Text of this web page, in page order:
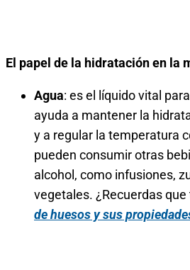
El papel de la hidratación en la
Agua: es el líquido vital
ayuda a mantener la
y a regular la temperatura
pueden consumir otras
alcohol, como infusiones,
vegetales. ¿Recuerdas que
de huesos y sus